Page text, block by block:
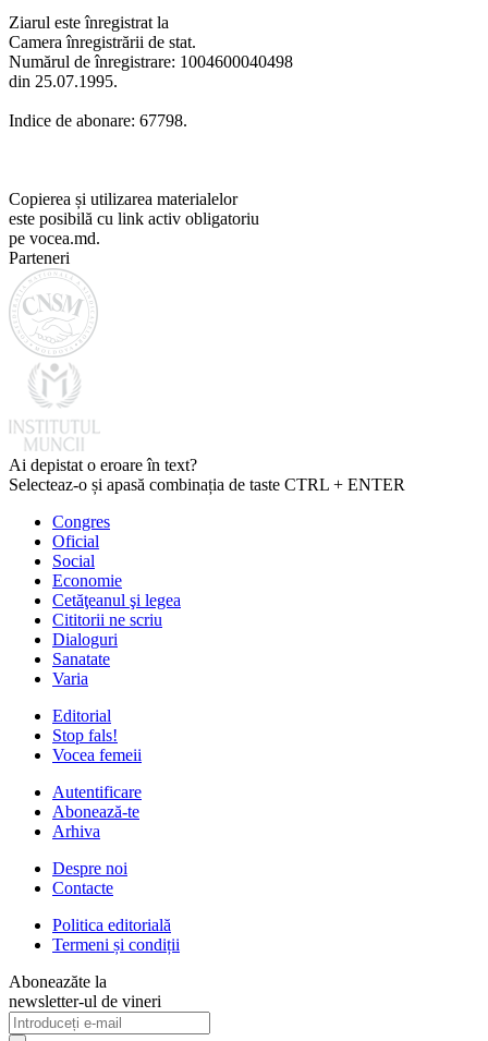
Ziarul este înregistrat la
Camera înregistrării de stat.
Numărul de înregistrare: 1004600040498
din 25.07.1995.
Indice de abonare: 67798.
Copierea și utilizarea materialelor
este posibilă cu link activ obligatoriu
pe vocea.md.
Parteneri
Ai depistat o eroare în text?
Selecteaz-o și apasă combinația de taste CTRL + ENTER
Congres
Oficial
Social
Economie
Cetăţeanul şi legea
Cititorii ne scriu
Dialoguri
Sanatate
Varia
Editorial
Stop fals!
Vocea femeii
Autentificare
Abonează-te
Arhiva
Despre noi
Contacte
Politica editorială
Termeni și condiții
Aboneazăte la
newsletter-ul de vineri